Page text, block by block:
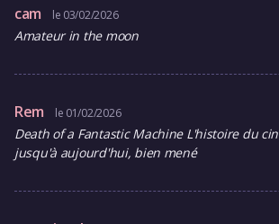
cam le 03/02/2026
Amateur in the moon
Rem le 01/02/2026
Death of a Fantastic Machine L'histoire du
jusqu'à aujourd'hui, bien mené